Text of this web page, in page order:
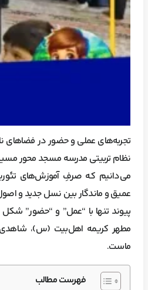
تجربه‌های عملی و حضور در
نظام تربیتی مدرسه مسجد محور
می‌دانیم که صرفِ آموزش‌های
عمیق و ماندگار بین نسل جدید و
پیوند تنها با “عمل” و “حضور”
مطهر کریمه اهل‌بیت (س)، شاهدی
ماست.
فهرست مطالب